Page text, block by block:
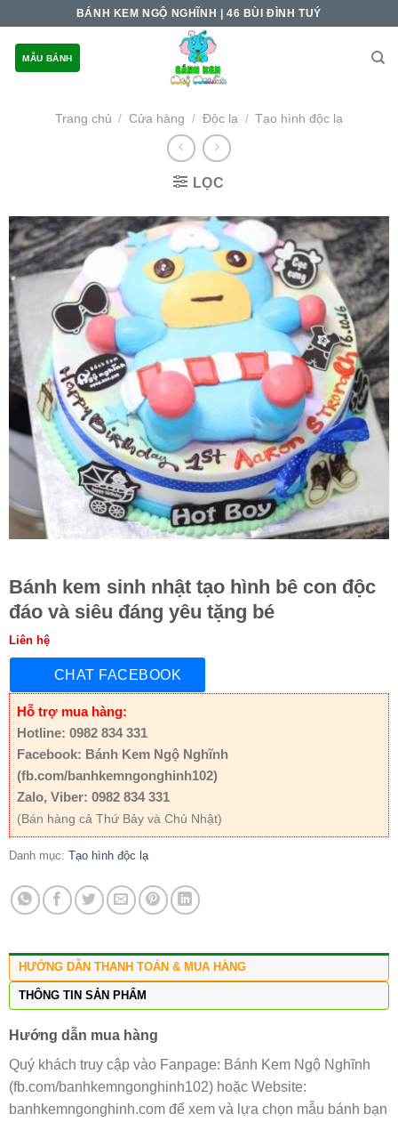
content
BÁNH KEM NGỘ NGHĨNH | 46 BÙI ĐÌNH TUÝ
MẪU BÁNH
Trang chủ / Cửa hàng / Độc lạ / Tạo hình độc lạ
LỌC
Bánh kem sinh nhật tạo hình bê con độc
đáo và siêu đáng yêu tặng bé
Liên hệ
CHAT FACEBOOK
Hỗ trợ mua hàng:
Hotline: 0982 834 331
Facebook: Bánh Kem Ngộ Nghĩnh
(fb.com/banhkemngonghinh102)
Zalo, Viber: 0982 834 331
(Bán hàng cả Thứ Bảy và Chủ Nhật)
Danh mục: Tạo hình độc lạ
HƯỚNG DẪN THANH TOÁN & MUA HÀNG
THÔNG TIN SẢN PHẨM
Hướng dẫn mua hàng
Quý khách truy cập vào Fanpage: Bánh Kem Ngộ Nghĩnh
(fb.com/banhkemngonghinh102) hoặc Website:
banhkemngonghinh.com để xem và lựa chọn mẫu bánh bạn